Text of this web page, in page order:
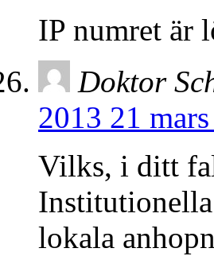
IP numret är
Doktor
2013 21
Vilks, i ditt
lokala